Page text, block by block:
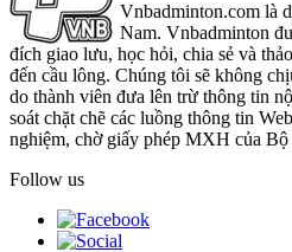
Vnbadminton.com là
Nam. Vnbadminton
đích giao lưu, học hỏi, chia sẻ và
đến cầu lông. Chúng tôi sẽ không
do thành viên đưa lên trừ thông tin
soát chặt chẽ các luồng thông tin
nghiệm, chờ giấy phép MXH của
Follow us